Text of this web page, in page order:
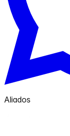
Aliados